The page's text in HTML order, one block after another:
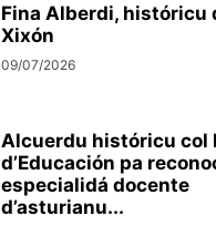
Fina Alberdi, históricu
Xixón
09/07/2026
Alcuerdu históricu col
d’Educación pa
especialidá docente
d’asturianu...